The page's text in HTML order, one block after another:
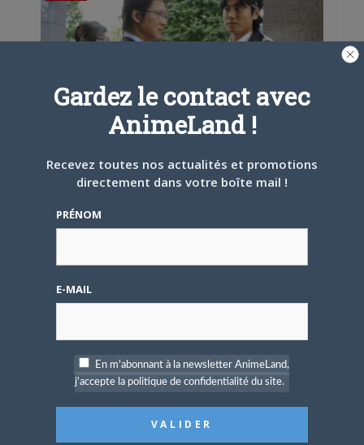
12 DÉCEMBRE 2024
Alors qu’il fête ses trente ans en cette fin d’année,
ANIME
Carrefour du cinéma d’animation 2024 : voici
le programme !
Gardez le contact avec
AnimeLand !
Recevez toutes nos actualités et promotions
directement dans votre boîte mail !
PRÉNOM
E-MAIL
En m'abonnant à la newsletter AnimeLand,
j'accepte la politique de confidentialité du site.